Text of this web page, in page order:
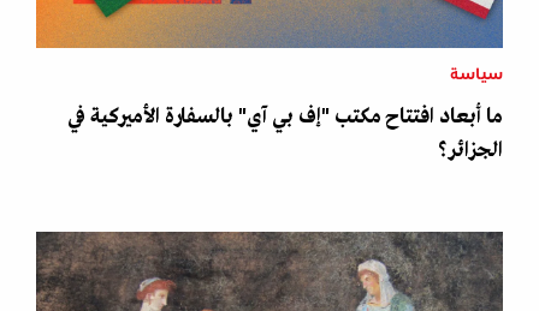
سياسة
ما أبعاد افتتاح مكتب "إف بي آي" بالسفارة الأميركية في
الجزائر؟